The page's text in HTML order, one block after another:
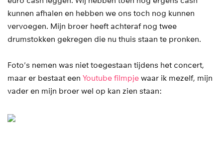
kunnen afhalen en hebben we ons toch nog kunnen
vervoegen. Mijn broer heeft achteraf nog twee
drumstokken gekregen die nu thuis staan te pronken.
Foto's nemen was niet toegestaan tijdens het concert,
maar er bestaat een Youtube filmpje waar ik mezelf, mijn
vader en mijn broer wel op kan zien staan: